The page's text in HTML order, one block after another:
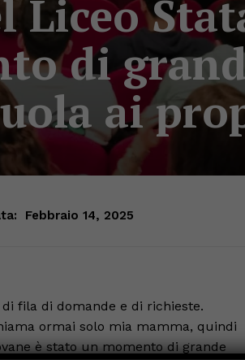
Liceo
di
ai
Febbraio 14, 2025
fila di domande e di richieste.
ormai solo mia mamma, quindi
è stato un momento di grande